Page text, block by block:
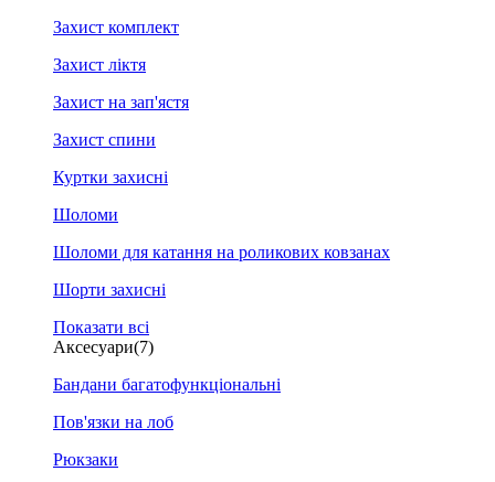
Захист комплект
Захист ліктя
Захист на зап'ястя
Захист спини
Куртки захисні
Шоломи
Шоломи для катання на роликових ковзанах
Шорти захисні
Показати всі
Аксесуари(7)
Бандани багатофункціональні
Пов'язки на лоб
Рюкзаки